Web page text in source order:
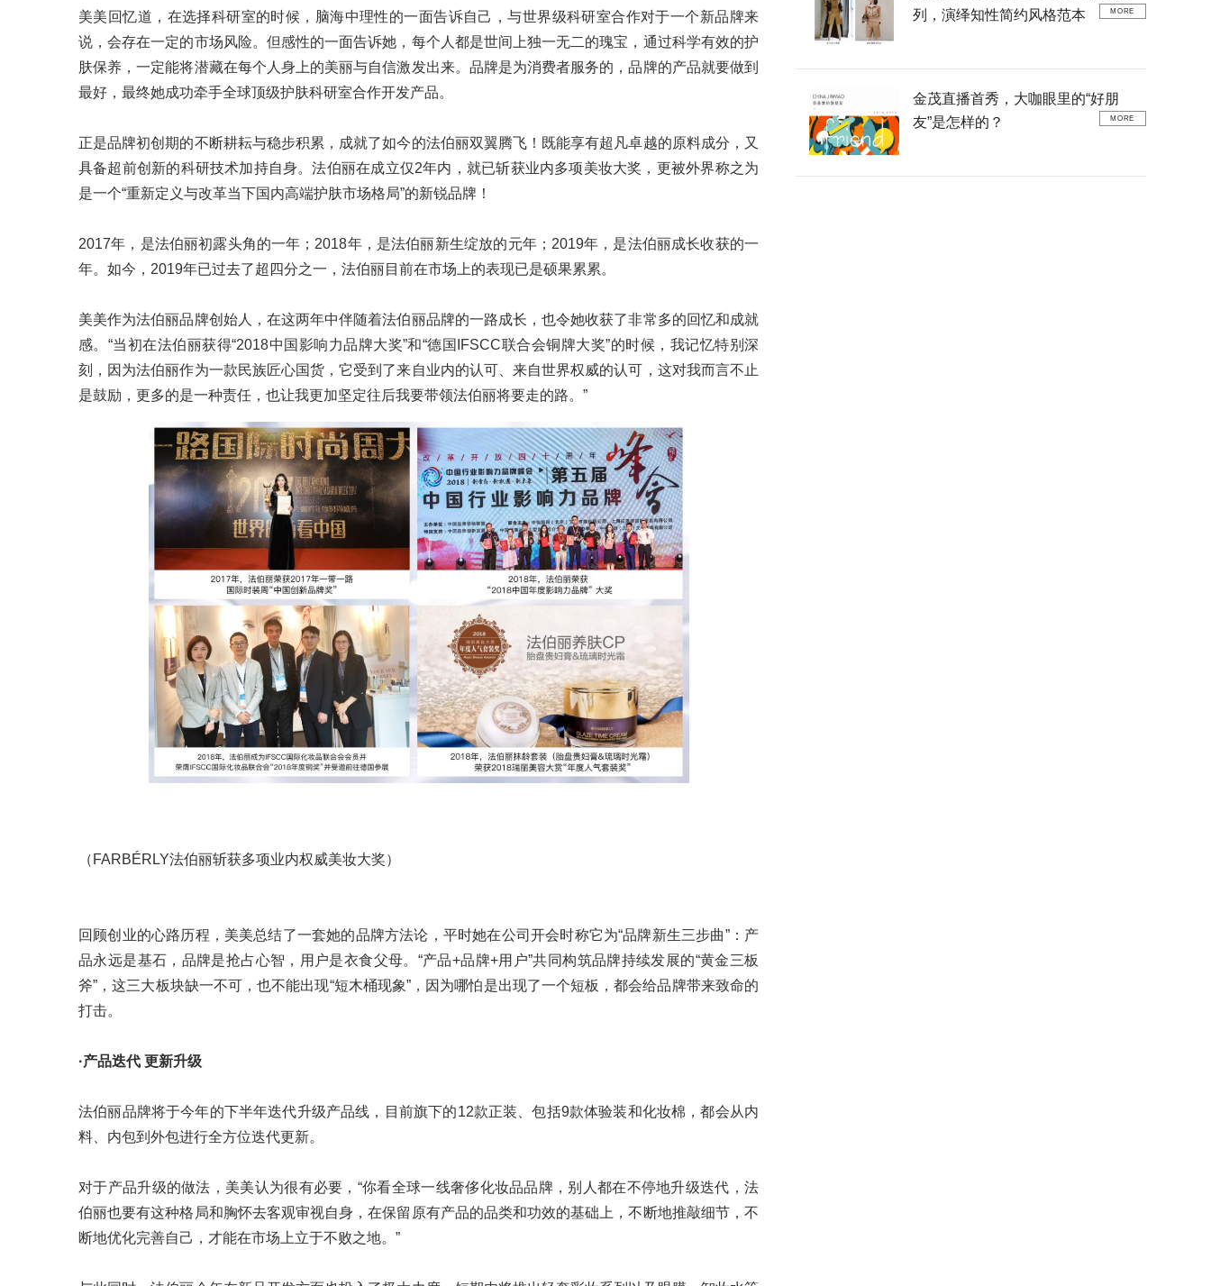
美美回忆道，在选择科研室的时候，脑海中理性的一面告诉自己，与世界级科研室合作对于一个新品牌来
说，会存在一定的市场风险。但感性的一面告诉她，每个人都是世间上独一无二的瑰宝，通过科学有效的护
肤保养，一定能将潜藏在每个人身上的美丽与自信激发出来。品牌是为消费者服务的，品牌的产品就要做到
最好，最终她成功牵手全球顶级护肤科研室合作开发产品。
正是品牌初创期的不断耕耘与稳步积累，成就了如今的法伯丽双翼腾飞！既能享有超凡卓越的原料成分，又
具备超前创新的科研技术加持自身。法伯丽在成立仅2年内，就已斩获业内多项美妆大奖，更被外界称之为
是一个“重新定义与改革当下国内高端护肤市场格局”的新锐品牌！
2017年，是法伯丽初露头角的一年；2018年，是法伯丽新生绽放的元年；2019年，是法伯丽成长收获的一
年。如今，2019年已过去了超四分之一，法伯丽目前在市场上的表现已是硕果累累。
美美作为法伯丽品牌创始人，在这两年中伴随着法伯丽品牌的一路成长，也令她收获了非常多的回忆和成就
感。“当初在法伯丽获得“2018中国影响力品牌大奖”和“德国IFSCC联合会铜牌大奖”的时候，我记忆特别深
刻，因为法伯丽作为一款民族匠心国货，它受到了来自业内的认可、来自世界权威的认可，这对我而言不止
是鼓励，更多的是一种责任，也让我更加坚定往后我要带领法伯丽将要走的路。”
（FARBÉRLY法伯丽斩获多项业内权威美妆大奖）
回顾创业的心路历程，美美总结了一套她的品牌方法论，平时她在公司开会时称它为“品牌新生三步曲”：产
品永远是基石，品牌是抢占心智，用户是衣食父母。“产品+品牌+用户”共同构筑品牌持续发展的“黄金三板
斧”，这三大板块缺一不可，也不能出现“短木桶现象”，因为哪怕是出现了一个短板，都会给品牌带来致命的
打击。
·产品迭代 更新升级
法伯丽品牌将于今年的下半年迭代升级产品线，目前旗下的12款正装、包括9款体验装和化妆棉，都会从内
料、内包到外包进行全方位迭代更新。
对于产品升级的做法，美美认为很有必要，“你看全球一线奢侈化妆品品牌，别人都在不停地升级迭代，法
伯丽也要有这种格局和胸怀去客观审视自身，在保留原有产品的品类和功效的基础上，不断地推敲细节，不
断地优化完善自己，才能在市场上立于不败之地。”
列，演绎知性简约风格范本
MORE
金茂直播首秀，大咖眼里的“好朋
友”是怎样的？
MORE